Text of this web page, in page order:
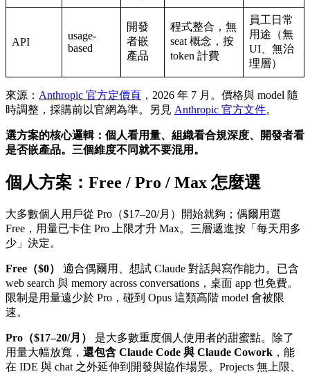
API
usage-
based
開發
者嵌
產品
程式整合，無
seat 概念，按
token 計費
員工日常
用途（無
UI、無治
理層）
來源： Anthropic 官方定價頁 ，2026 年 7 月。價格與 model 隨
時調整，採購前以官網為準。另見 Anthropic 官方文件。
選方案的核心邏輯：個人看用量、組織看合規深度、開發者看
是否嵌產品。三個維度不同就不要混用。
個人方案：Free / Pro / Max 怎麼選
大多數個人用戶從 Pro（$17–20/月）開始就夠；偶爾用選
Free，用量已卡住 Pro 上限才升 Max。三層遞進按「每天用多
少」決定。
Free（$0）
適合偶爾用、想試 Claude 對話與寫作能力。已含
web search 與 memory across conversations，桌面 app 也免費。
限制是用量遠少於 Pro，碰到 Opus 這類高階 model 會被限
速。
Pro（$17–20/月）
是大多數重度個人使用者的甜蜜點。除了
用量大幅放寬， 還包含 Claude Code 與 Claude Cowork ，能
在 IDE 與 chat 之外延伸到開發與協作場景。Projects 無上限、